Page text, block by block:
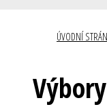
ÚVODNÍ